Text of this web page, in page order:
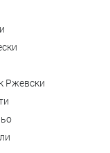
Ржевски